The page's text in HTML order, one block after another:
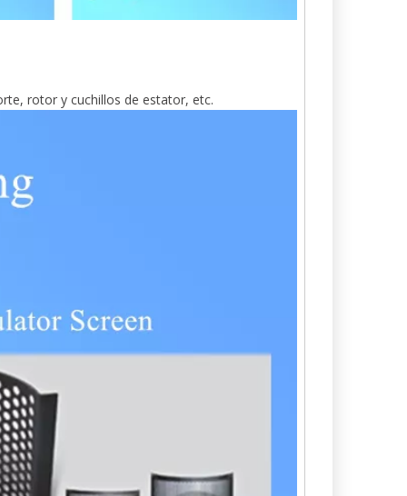
rotor y cuchillos de estator, etc.